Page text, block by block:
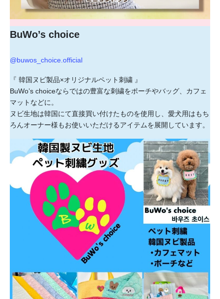
BuWo’s choice
@buwos_choice.official
『 韓国ヌビ製品×オリジナルペット刺繍 』
BuWo’s choiceならではの豊富な刺繍をポーチやバッグ、カフェ
マットなどに。
ヌビ生地は韓国にて直接買い付けたものを使用し、愛犬用はもち
ろんオーナー様もお使いいただけるアイテムを展開しています。